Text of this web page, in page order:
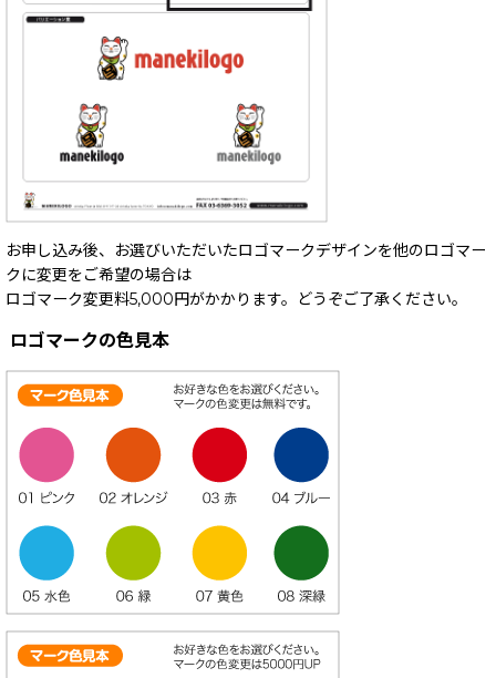
お申し込み後、お選びいただいたロゴマークデザインを他のロゴマー
クに変更をご希望の場合は
ロゴマーク変更料5,000円がかかります。どうぞご了承ください。
ロゴマークの色見本